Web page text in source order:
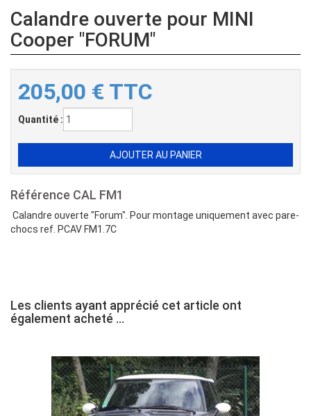
Calandre ouverte pour MINI
Cooper "FORUM"
205,00 € TTC
Quantité :
Référence CAL FM1
Calandre ouverte "Forum". Pour montage uniquement avec pare-
chocs ref. PCAV FM1.7C
Les clients ayant apprécié cet article ont
également acheté ...